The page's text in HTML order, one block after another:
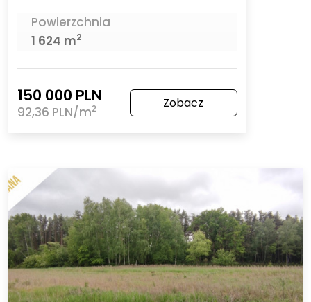
Powierzchnia
1 624 m2
150 000 PLN
92,36 PLN/m2 Zobacz